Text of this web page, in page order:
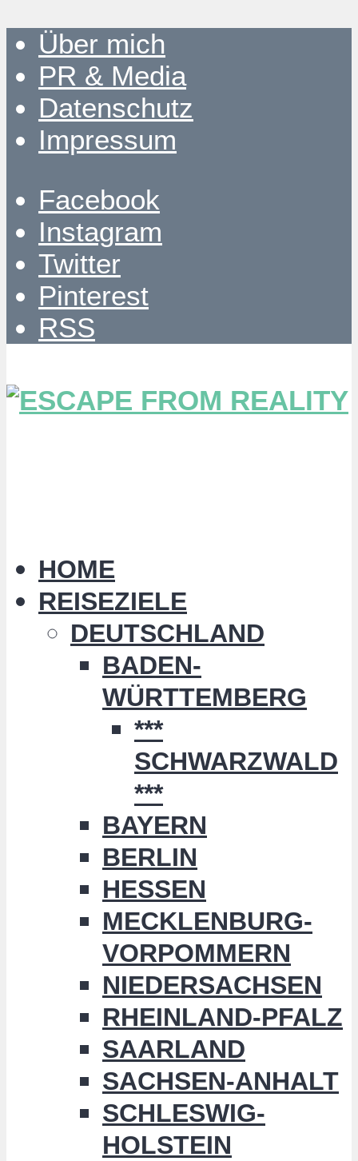
Über mich
PR & Media
Datenschutz
Impressum
Facebook
Instagram
Twitter
Pinterest
RSS
HOME
REISEZIELE
DEUTSCHLAND
BADEN-
WÜRTTEMBERG
***
SCHWARZWALD
***
BAYERN
BERLIN
HESSEN
MECKLENBURG-
VORPOMMERN
NIEDERSACHSEN
RHEINLAND-PFALZ
SAARLAND
SACHSEN-ANHALT
SCHLESWIG-
HOLSTEIN